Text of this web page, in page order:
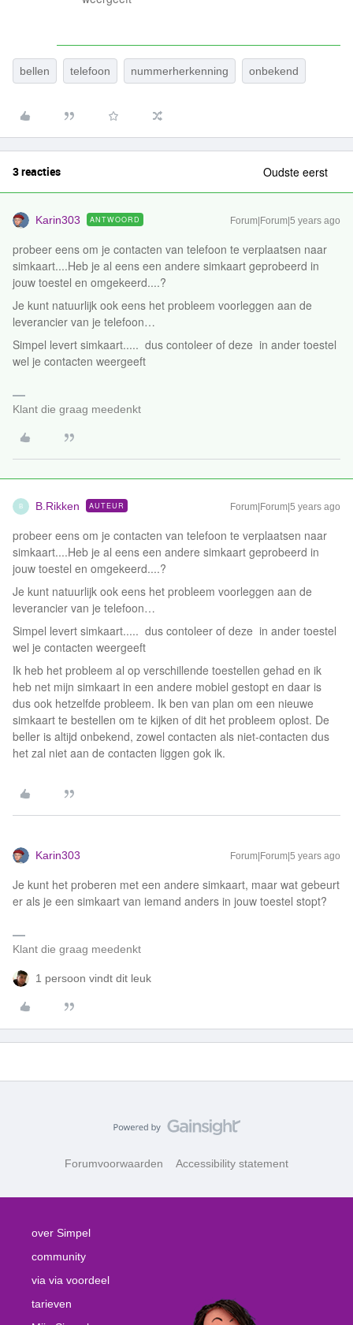
bellen telefoon nummerherkenning onbekend
3 reacties Oudste eerst
Karin303 ANTWOORD Forum|Forum|5 years ago
probeer eens om je contacten van telefoon te verplaatsen naar
simkaart....Heb je al eens een andere simkaart geprobeerd in
jouw toestel en omgekeerd....?
Je kunt natuurlijk ook eens het probleem voorleggen aan de
leverancier van je telefoon…
Simpel levert simkaart..... dus contoleer of deze in ander toestel
wel je contacten weergeeft
Klant die graag meedenkt
B B.Rikken AUTEUR Forum|Forum|5 years ago
probeer eens om je contacten van telefoon te verplaatsen naar
simkaart....Heb je al eens een andere simkaart geprobeerd in
jouw toestel en omgekeerd....?
Je kunt natuurlijk ook eens het probleem voorleggen aan de
leverancier van je telefoon…
Simpel levert simkaart..... dus contoleer of deze in ander toestel
wel je contacten weergeeft
Ik heb het probleem al op verschillende toestellen gehad en ik
heb net mijn simkaart in een andere mobiel gestopt en daar is
dus ook hetzelfde probleem. Ik ben van plan om een nieuwe
simkaart te bestellen om te kijken of dit het probleem oplost. De
beller is altijd onbekend, zowel contacten als niet-contacten dus
het zal niet aan de contacten liggen gok ik.
Karin303 Forum|Forum|5 years ago
Je kunt het proberen met een andere simkaart, maar wat gebeurt
er als je een simkaart van iemand anders in jouw toestel stopt?
Klant die graag meedenkt
1 persoon vindt dit leuk
Forumvoorwaarden Accessibility statement
over Simpel
community
via via voordeel
tarieven